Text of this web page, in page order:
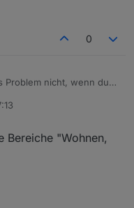
0
Problem nicht, wenn du
jeden
Bereiche "Wohnen,